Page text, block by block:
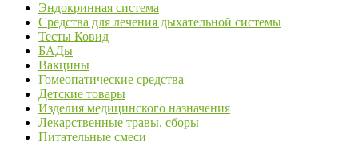
Эндокринная система
Средства для лечения дыхательной системы
Тесты Ковид
БАДы
Вакцины
Гомеопатические средства
Детские товары
Изделия медицинского назначения
Лекарственные травы, сборы
Питательные смеси